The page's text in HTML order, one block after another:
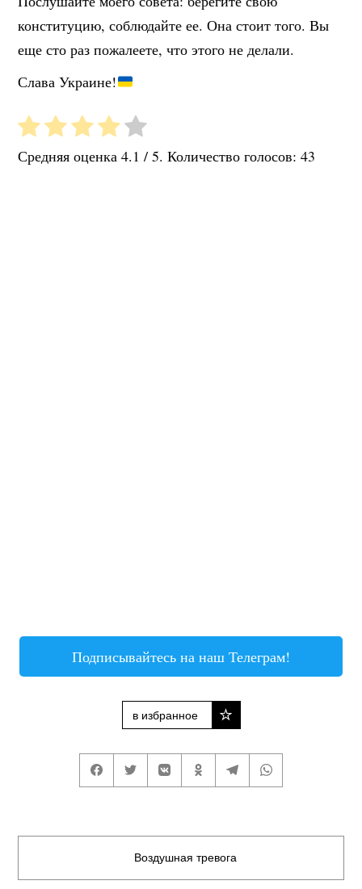
конституцию, соблюдайте ее. Она стоит того. Вы
еще сто раз пожалеете, что этого не делали.
Слава Украине!
Средняя оценка4.1 / 5. Количество голосов:43
Подписывайтесь на наш Телеграм!
в избранное
Воздушная тревога